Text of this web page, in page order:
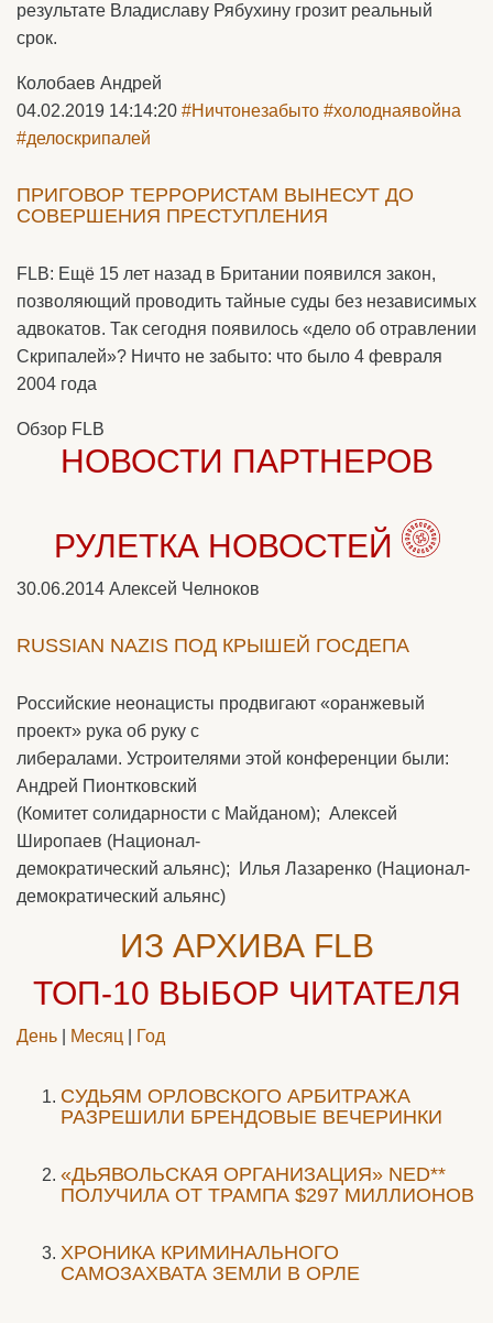
результате Владиславу Рябухину грозит реальный
срок.
Колобаев Андрей
04.02.2019 14:14:20 #Ничтонезабыто #холоднаявойна
#делоскрипалей
ПРИГОВОР ТЕРРОРИСТАМ ВЫНЕСУТ ДО
СОВЕРШЕНИЯ ПРЕСТУПЛЕНИЯ
FLB: Ещё 15 лет назад в Британии появился закон,
позволяющий проводить тайные суды без независимых
адвокатов. Так сегодня появилось «дело об отравлении
Скрипалей»? Ничто не забыто: что было 4 февраля
2004 года
Обзор FLB
НОВОСТИ ПАРТНЕРОВ
РУЛЕТКА НОВОСТЕЙ
30.06.2014 Алексей Челноков
RUSSIAN NAZIS ПОД КРЫШЕЙ ГОСДЕПА
Российские неонацисты продвигают «оранжевый
проект» рука об руку с
либералами. Устроителями этой конференции были:
Андрей Пионтковский
(Комитет солидарности с Майданом); Алексей
Широпаев (Национал-
демократический альянс); Илья Лазаренко (Национал-
демократический альянс)
ИЗ АРХИВА FLB
ТОП-10 ВЫБОР ЧИТАТЕЛЯ
День Месяц Год
CУДЬЯМ ОРЛОВСКОГО АРБИТРАЖА
РАЗРЕШИЛИ БРЕНДОВЫЕ ВЕЧЕРИНКИ
«ДЬЯВОЛЬСКАЯ ОРГАНИЗАЦИЯ» NED**
ПОЛУЧИЛА ОТ ТРАМПА $297 МИЛЛИОНОВ
ХРОНИКА КРИМИНАЛЬНОГО
САМОЗАХВАТА ЗЕМЛИ В ОРЛЕ